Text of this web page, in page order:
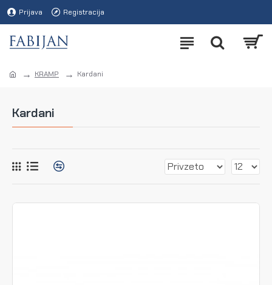
Prijava Registracija
KRAMP Kardani
Kardani